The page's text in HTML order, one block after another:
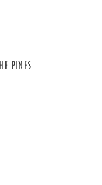
pines